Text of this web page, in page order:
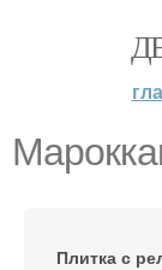
Плитка с